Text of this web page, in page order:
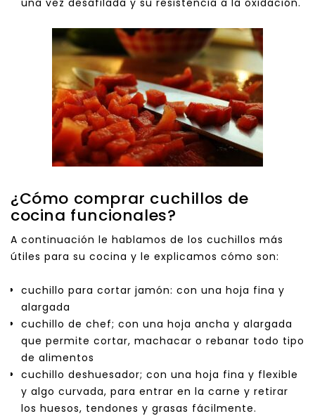
una vez desafilada y su resistencia a la oxidación.
¿Cómo comprar cuchillos de
cocina funcionales?
A continuación le hablamos de los cuchillos más
útiles para su cocina y le explicamos cómo son:
cuchillo para cortar jamón: con una hoja fina y
alargada
cuchillo de chef; con una hoja ancha y alargada
que permite cortar, machacar o rebanar todo tipo
de alimentos
cuchillo deshuesador; con una hoja fina y flexible
y algo curvada, para entrar en la carne y retirar
los huesos, tendones y grasas fácilmente.